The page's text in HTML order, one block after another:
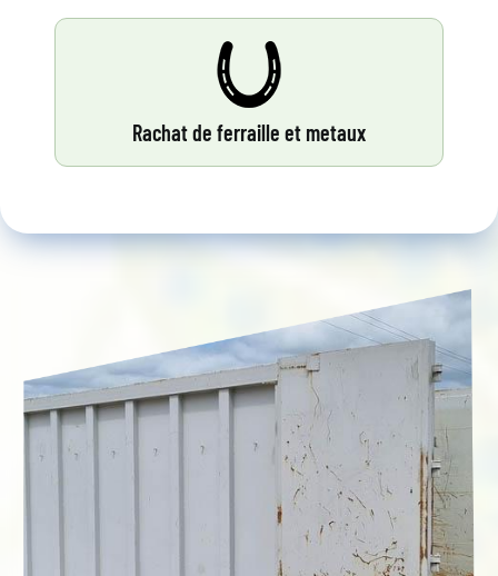
Rachat de ferraille et metaux